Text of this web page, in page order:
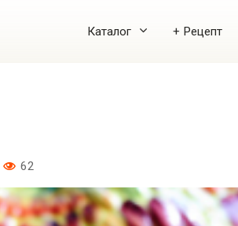
Каталог + Рецепт
62